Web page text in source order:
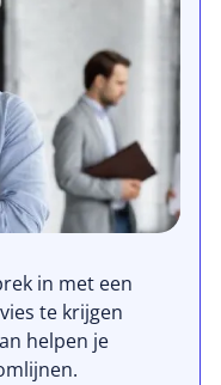
in met een
te krijgen
helpen je